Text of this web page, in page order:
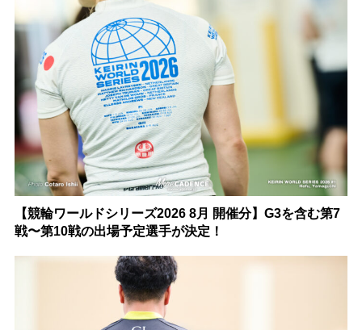
【競輪ワールドシリーズ2026 8月 開催分】G3を含む第7
戦〜第10戦の出場予定選手が決定！